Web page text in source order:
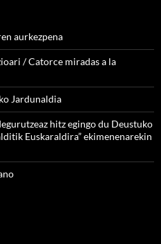
aurkezpena
/ Catorce miradas a la
Jardunaldia
hitz egingo du Deustuko
Euskaraldira” ekimenenarekin